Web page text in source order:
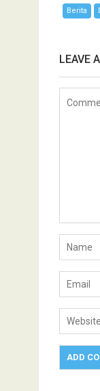
Berita
LEAVE